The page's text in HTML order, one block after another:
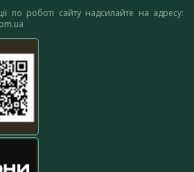
по роботі сайту надсилайте на адресу: